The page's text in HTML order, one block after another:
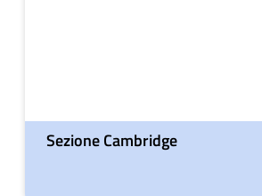
Sezione Cambridge